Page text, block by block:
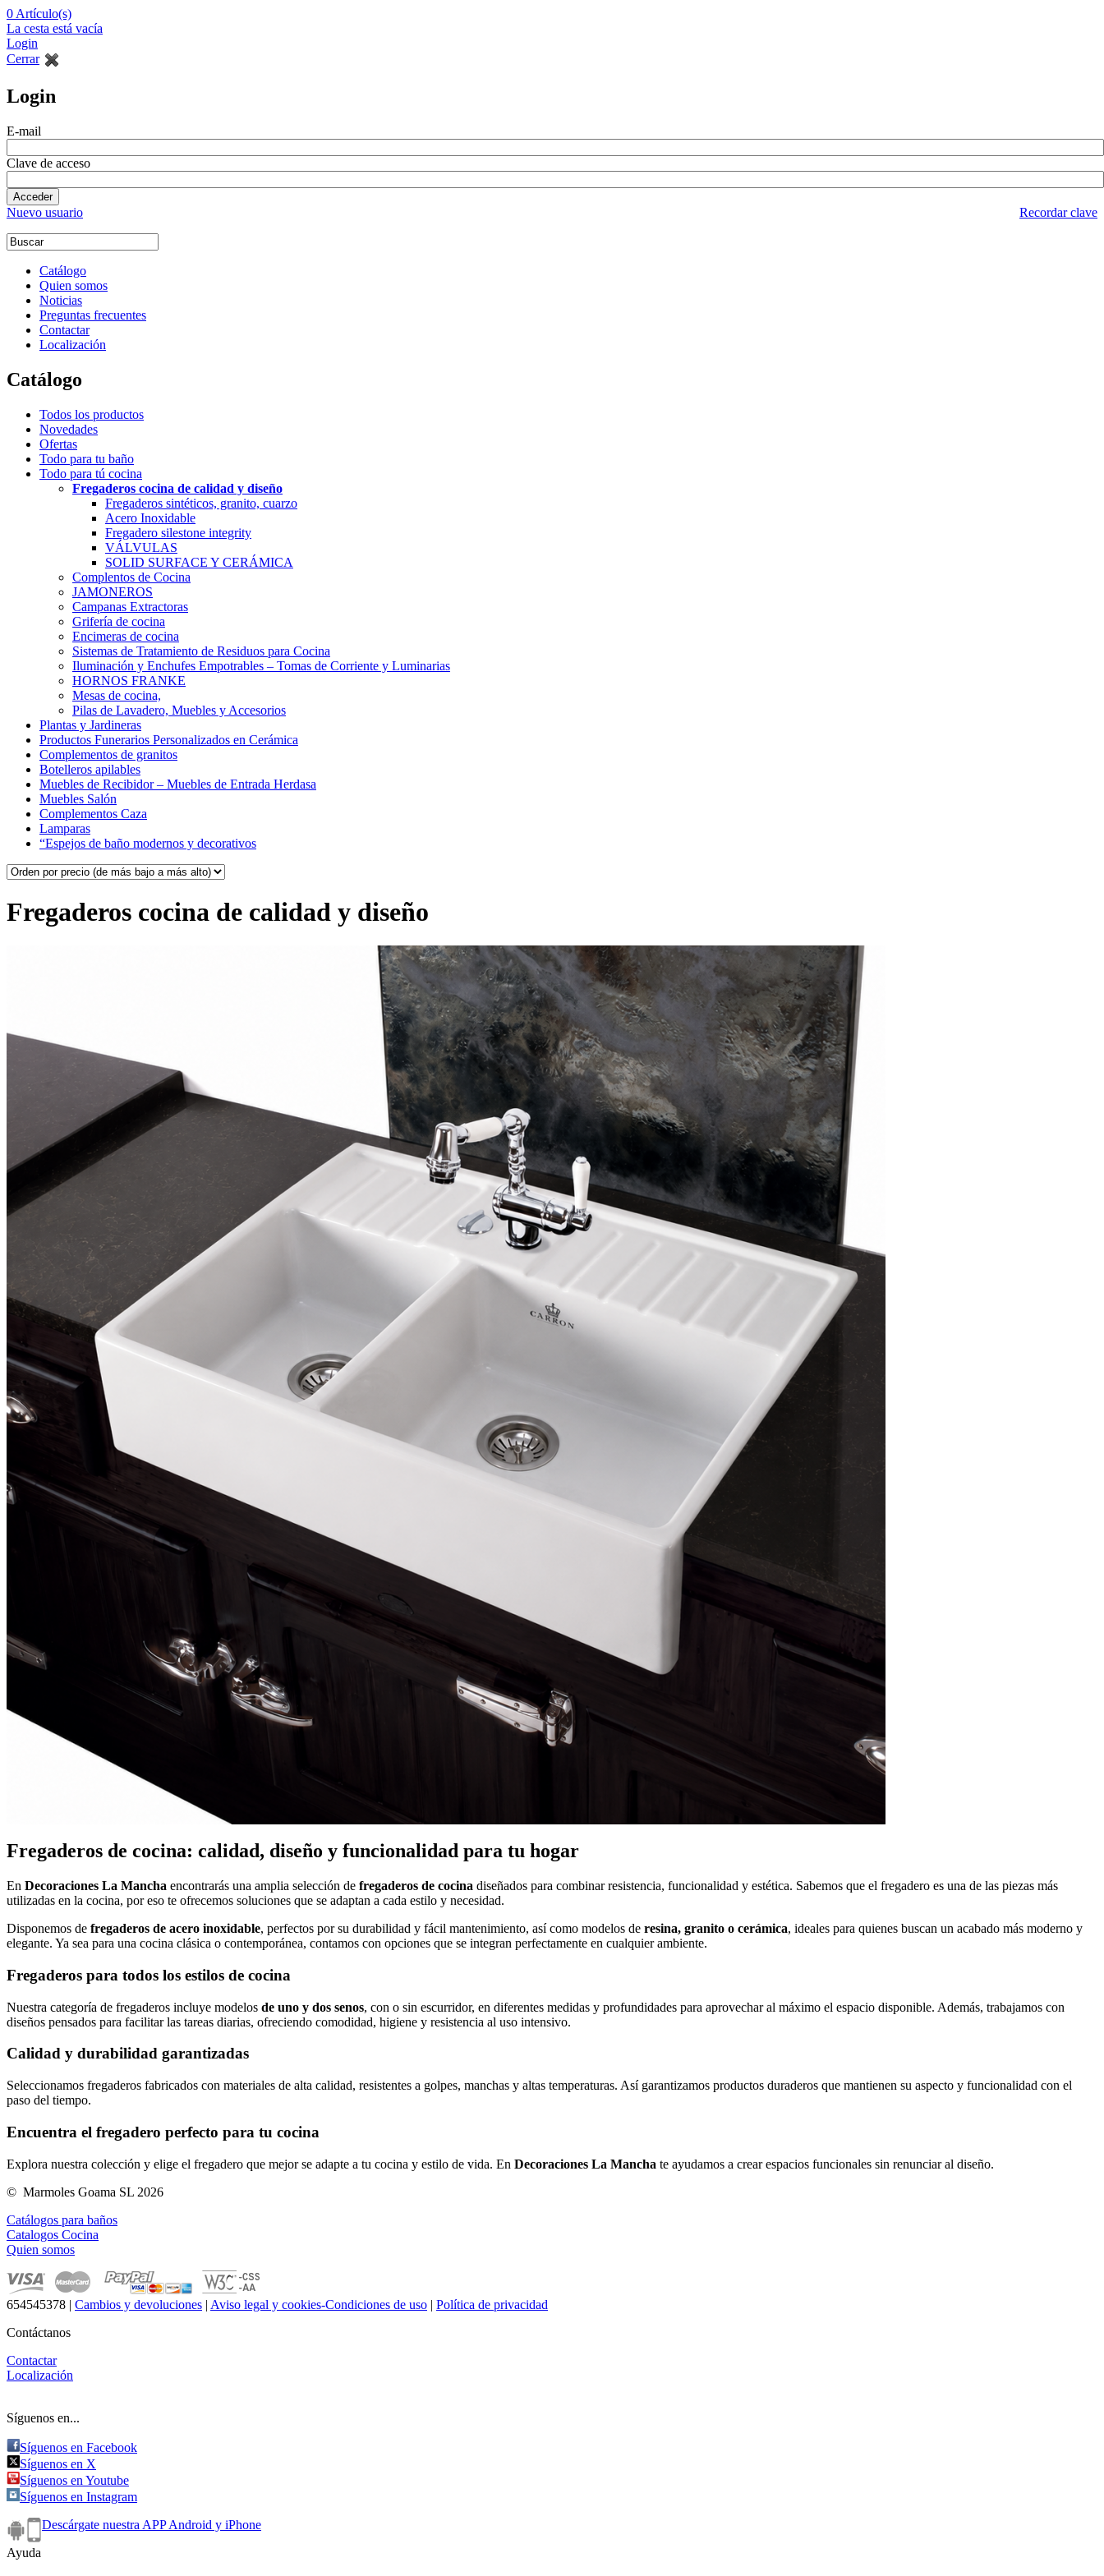
0 Artículo(s)
La cesta está vacía
Login
Cerrar
Login
E-mail
Clave de acceso
Nuevo usuario Recordar clave
Catálogo
Quien somos
Noticias
Preguntas frecuentes
Contactar
Localización
Catálogo
Todos los productos
Novedades
Ofertas
Todo para tu baño
Todo para tú cocina
Fregaderos cocina de calidad y diseño
Fregaderos sintéticos, granito, cuarzo
Acero Inoxidable
Fregadero silestone integrity
VÁLVULAS
SOLID SURFACE Y CERÁMICA
Complentos de Cocina
JAMONEROS
Campanas Extractoras
Grifería de cocina
Encimeras de cocina
Sistemas de Tratamiento de Residuos para Cocina
Iluminación y Enchufes Empotrables – Tomas de Corriente y Luminarias
HORNOS FRANKE
Mesas de cocina,
Pilas de Lavadero, Muebles y Accesorios
Plantas y Jardineras
Productos Funerarios Personalizados en Cerámica
Complementos de granitos
Botelleros apilables
Muebles de Recibidor – Muebles de Entrada Herdasa
Muebles Salón
Complementos Caza
Lamparas
“Espejos de baño modernos y decorativos
Fregaderos cocina de calidad y diseño
Fregaderos de cocina: calidad, diseño y funcionalidad para tu hogar
En Decoraciones La Mancha encontrarás una amplia selección de fregaderos de cocina diseñados para combinar resistencia, funcionalidad y estética. Sabemos que el fregadero es una de las piezas más
utilizadas en la cocina, por eso te ofrecemos soluciones que se adaptan a cada estilo y necesidad.
Disponemos de fregaderos de acero inoxidable, perfectos por su durabilidad y fácil mantenimiento, así como modelos de resina, granito o cerámica, ideales para quienes buscan un acabado más moderno y
elegante. Ya sea para una cocina clásica o contemporánea, contamos con opciones que se integran perfectamente en cualquier ambiente.
Fregaderos para todos los estilos de cocina
Nuestra categoría de fregaderos incluye modelos de uno y dos senos, con o sin escurridor, en diferentes medidas y profundidades para aprovechar al máximo el espacio disponible. Además, trabajamos con
diseños pensados para facilitar las tareas diarias, ofreciendo comodidad, higiene y resistencia al uso intensivo.
Calidad y durabilidad garantizadas
Seleccionamos fregaderos fabricados con materiales de alta calidad, resistentes a golpes, manchas y altas temperaturas. Así garantizamos productos duraderos que mantienen su aspecto y funcionalidad con el
paso del tiempo.
Encuentra el fregadero perfecto para tu cocina
Explora nuestra colección y elige el fregadero que mejor se adapte a tu cocina y estilo de vida. En Decoraciones La Mancha te ayudamos a crear espacios funcionales sin renunciar al diseño.
© Marmoles Goama SL 2026
Catálogos para baños
Catalogos Cocina
Quien somos
654545378 | Cambios y devoluciones | Aviso legal y cookies-Condiciones de uso | Política de privacidad
Contáctanos
Contactar
Localización
Síguenos en...
Síguenos en Facebook
Síguenos en X
Síguenos en Youtube
Síguenos en Instagram
Descárgate nuestra APP Android y iPhone
Ayuda